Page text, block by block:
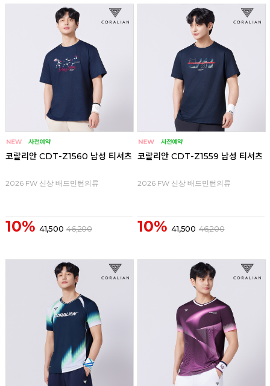
코랄리안 CDT-Z1560 남성 티셔츠
2026 FW 신상 배드민턴의류
10% 41,500 46,200
코랄리안 CDT-Z1559 남성 티셔츠
2026 FW 신상 배드민턴의류
10% 41,500 46,200